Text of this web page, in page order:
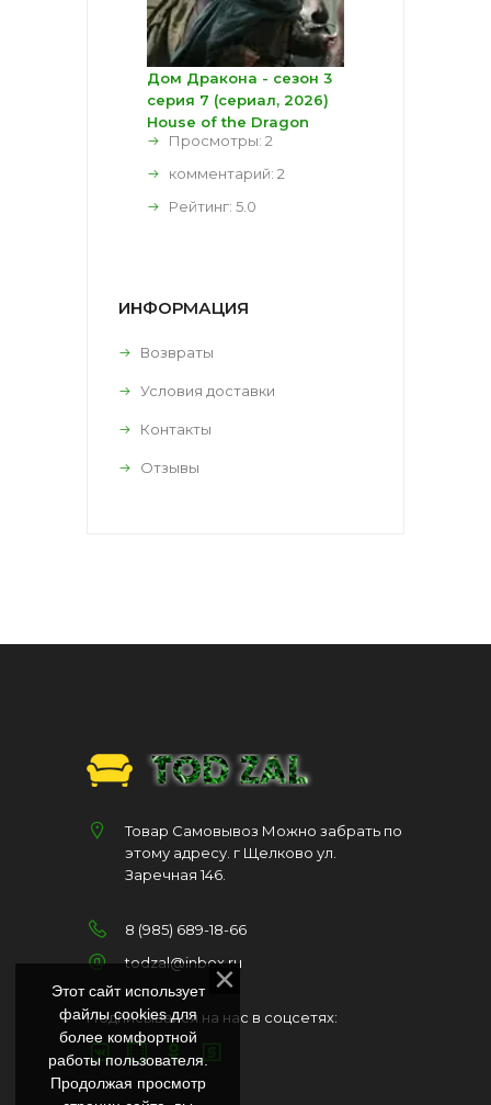
Дом Дракона - сезон 3
серия 7 (сериал, 2026)
House of the Dragon
Просмотры: 2
комментарий: 2
Рейтинг: 5.0
ИНФОРМАЦИЯ
Возвраты
Условия доставки
Контакты
Отзывы
Товар Самовывоз Можно забрать по
этому адресу. г Щелково ул.
Заречная 146.
8 (985) 689-18-66
todzal@inbox.ru
Подписывайся на нас в соцсетях:
Этот сайт использует
файлы cookies для
более комфортной
работы пользователя.
Продолжая просмотр